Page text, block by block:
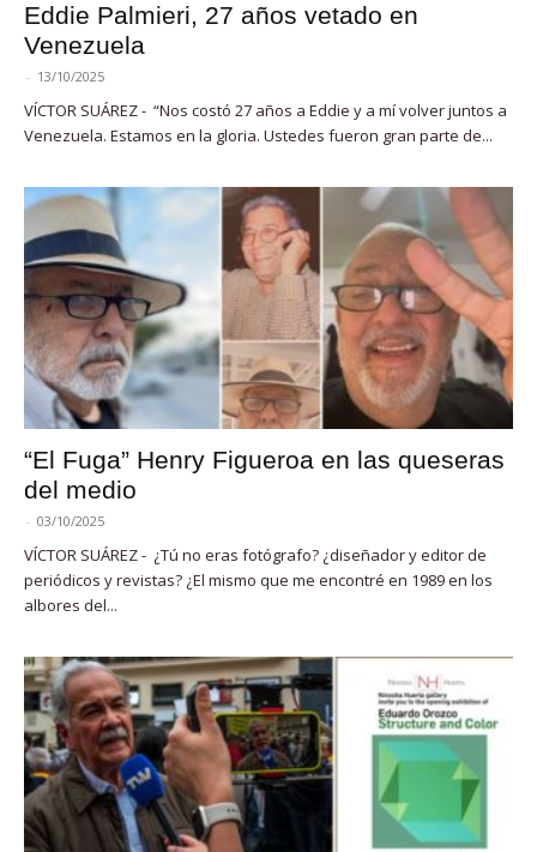
Eddie Palmieri, 27 años vetado en
Venezuela
- 13/10/2025
VÍCTOR SUÁREZ - “Nos costó 27 años a Eddie y a mí volver juntos a
Venezuela. Estamos en la gloria. Ustedes fueron gran parte de...
“El Fuga” Henry Figueroa en las queseras
del medio
- 03/10/2025
VÍCTOR SUÁREZ - ¿Tú no eras fotógrafo? ¿diseñador y editor de
periódicos y revistas? ¿El mismo que me encontré en 1989 en los
albores del...